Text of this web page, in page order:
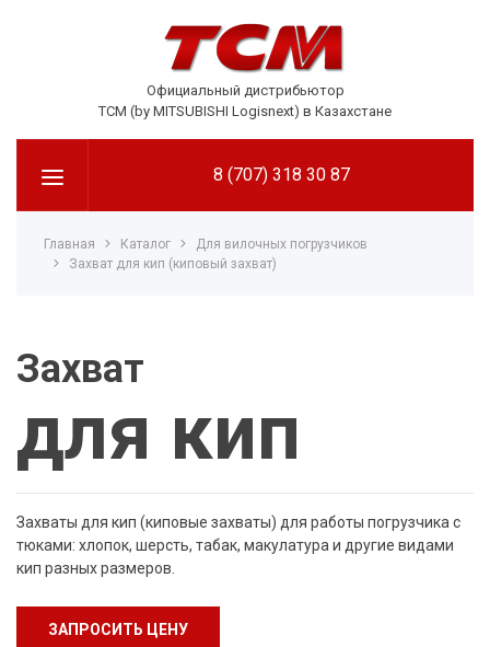
Официальный дистрибьютор
TCM (by MITSUBISHI Logisnext) в Казахстане
8 (707) 318 30 87
Главная Каталог
Для вилочных погрузчиков
Захват для кип (киповый захват)
Захват
для кип
Захваты для кип (киповые захваты) для работы погрузчика с
тюками: хлопок, шерсть, табак, макулатура и другие видами
кип разных размеров.
ЗАПРОСИТЬ ЦЕНУ